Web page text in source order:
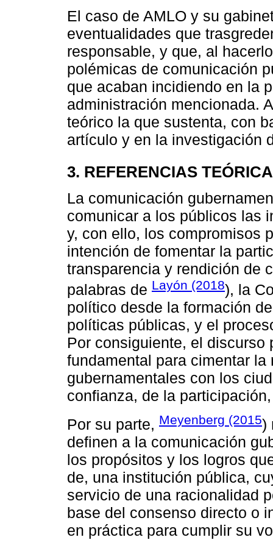
El caso de AMLO y su
eventualidades que
responsable, y que, al
polémicas de comunicación
que acaban incidiendo en la
administración mencionada.
teórico la que sustenta, con
artículo y en la investigación
3. REFERENCIAS
La comunicación
comunicar a los públicos las
y, con ello, los compromisos
intención de fomentar la
transparencia y rendición de
palabras de Layón (2018), la
político desde la formación
políticas públicas, y el
Por consiguiente, el discurso
fundamental para cimentar
gubernamentales con los
confianza, de la
Por su parte, Meyenberg (2015)
definen a la comunicación
los propósitos y los logros
de, una institución pública,
servicio de una racionalidad
base del consenso directo o
en práctica para cumplir su